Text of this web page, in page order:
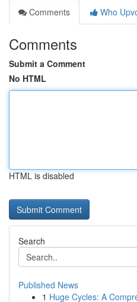
Comments
Who
Comments
Submit a Comment
No HTML
HTML is disabled
Search
Published News
1 Huge Cycles: A